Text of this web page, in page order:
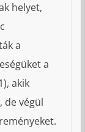
helyet,
a
a
akik
de végül